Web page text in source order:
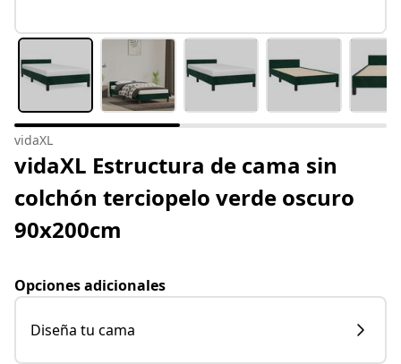
vidaXL
vidaXL Estructura de cama sin
colchón terciopelo verde oscuro
90x200cm
Opciones adicionales
Diseña tu cama